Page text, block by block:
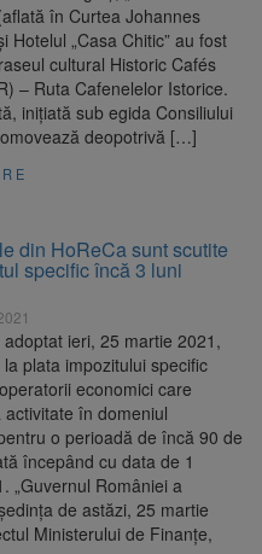
pentru
de unică
aplică din 12
în Curtea Johannes
Hotelul „Casa Chitic” au fost
cultural Historic Cafés
– Ruta Cafenelelor Istorice.
iniţiată sub egida Consiliului
deopotrivă […]
din HoReCa sunt scutite
specific încă 3 luni
ieri, 25 martie 2021,
plata impozitului specific
economici care
în domeniul
o perioadă de încă 90 de
începând cu data de 1
„Guvernul României a
de astăzi, 25 martie
Ministerului de Finanţe,